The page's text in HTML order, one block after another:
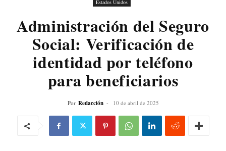
Estados Unidos
Administración del Seguro
Social: Verificación de
identidad por teléfono
para beneficiarios
Por Redacción - 10 de abril de 2025